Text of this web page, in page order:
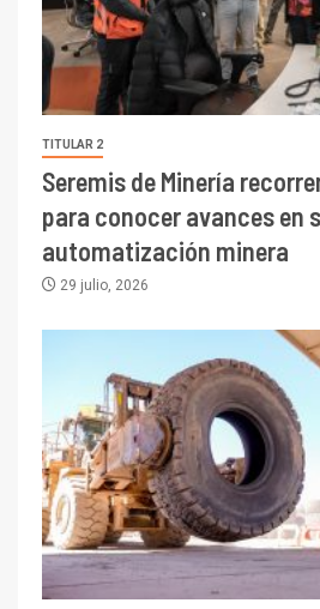
TITULAR 2
Seremis de Minería
para conocer avances en
automatización minera
29 julio, 2026